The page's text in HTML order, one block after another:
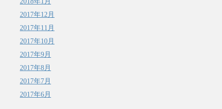
2017年12月
2017年11月
2017年10月
2017年9月
2017年8月
2017年7月
2017年6月